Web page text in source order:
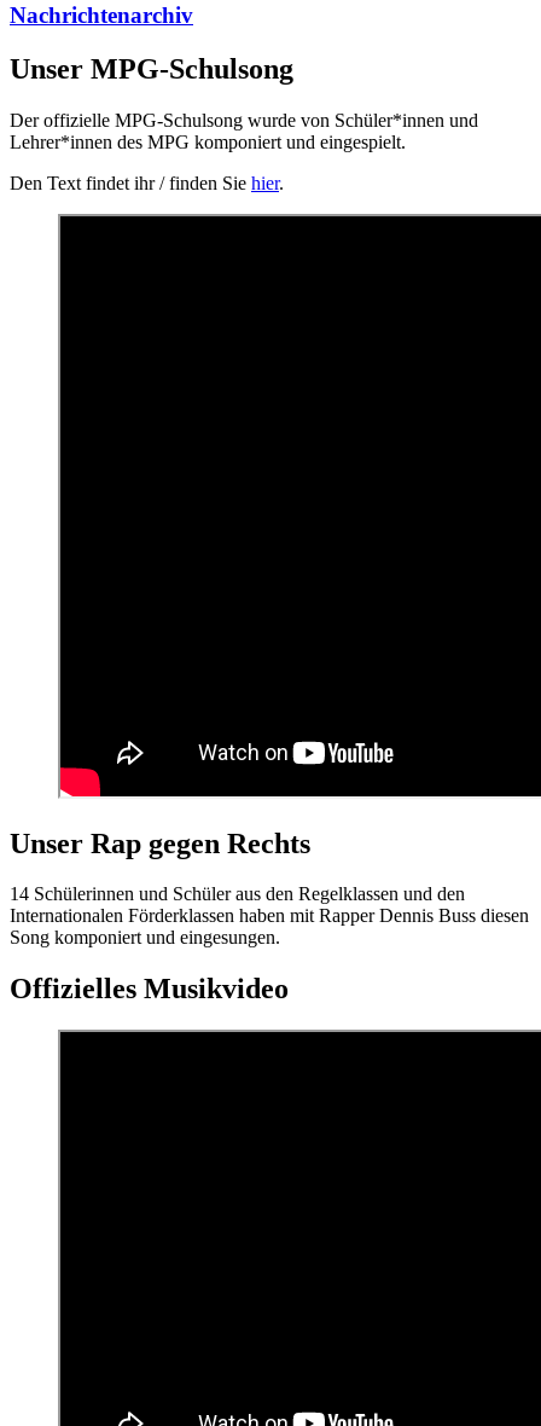
Nachrichtenarchiv
Unser MPG-Schulsong
Der offizielle MPG-Schulsong wurde von Schüler*innen und
Lehrer*innen des MPG komponiert und eingespielt.
Den Text findet ihr / finden Sie hier.
Unser Rap gegen Rechts
14 Schülerinnen und Schüler aus den Regelklassen und den
Internationalen Förderklassen haben mit Rapper Dennis Buss diesen
Song komponiert und eingesungen.
Offizielles Musikvideo